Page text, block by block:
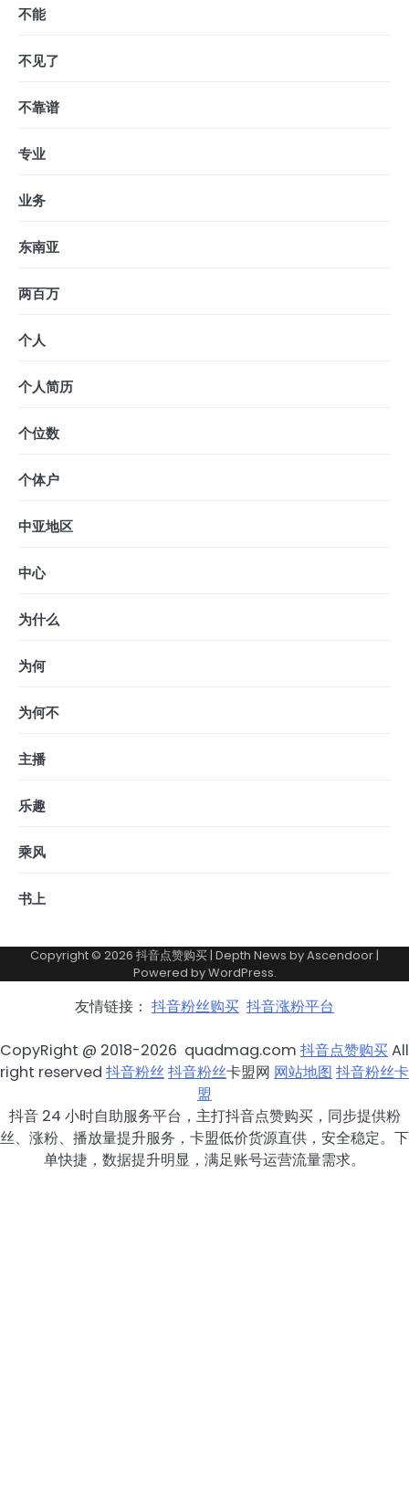
不能
不见了
不靠谱
专业
业务
东南亚
两百万
个人
个人简历
个位数
个体户
中亚地区
中心
为什么
为何
为何不
主播
乐趣
乘风
书上
Copyright © 2026 抖音点赞购买| Depth News byAscendoor|
Powered byWordPress.
友情链接： 抖音粉丝购买 抖音涨粉平台
CopyRight @ 2018-2026 quadmag.com 抖音点赞购买All
right reserved 抖音粉丝抖音粉丝卡盟网 网站地图 抖音粉丝卡
盟
抖音 24 小时自助服务平台，主打抖音点赞购买，同步提供粉
丝、涨粉、播放量提升服务，卡盟低价货源直供，安全稳定。下
单快捷，数据提升明显，满足账号运营流量需求。